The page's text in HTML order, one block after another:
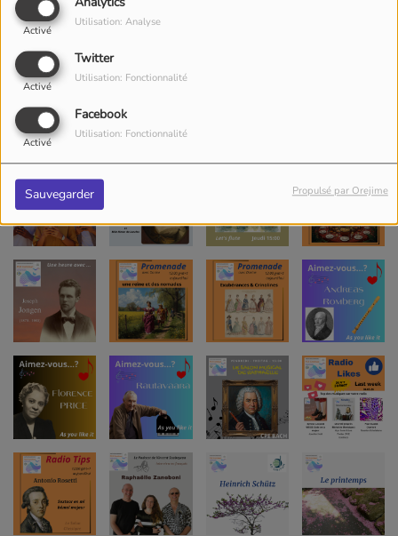
Activé
Utilisation: Analyse
Twitter
Activé
Utilisation: Fonctionnalité
Facebook
Activé
Utilisation: Fonctionnalité
Sauvegarder Propulsé par Orejime